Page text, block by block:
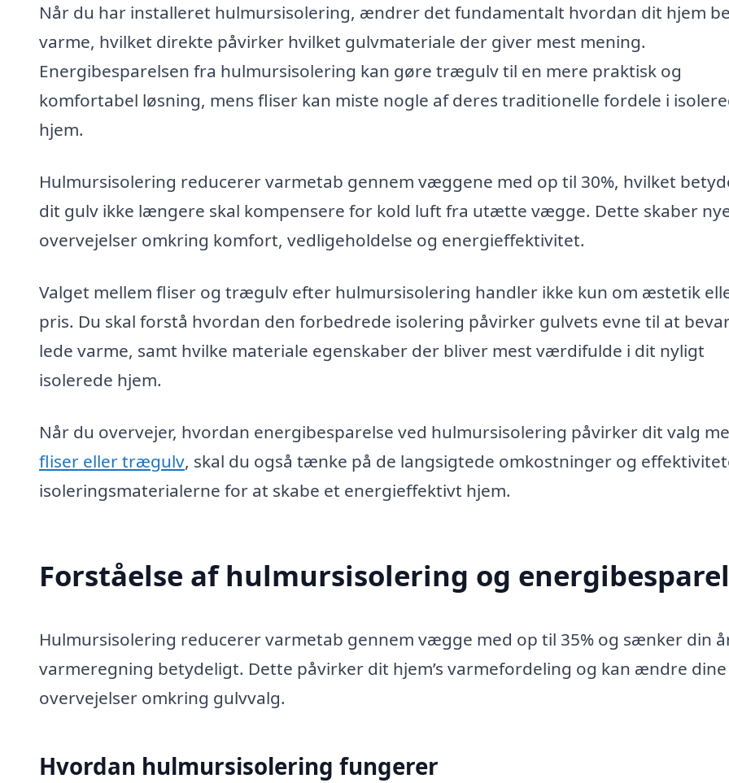
Når du har installeret hulmursisolering, ændrer det fundamentalt hvordan dit hjem
varme, hvilket direkte påvirker hvilket gulvmateriale der giver mest mening.
Energibesparelsen fra hulmursisolering kan gøre trægulv til en mere praktisk og
komfortabel løsning, mens fliser kan miste nogle af deres traditionelle fordele i
hjem.
Hulmursisolering reducerer varmetab gennem væggene med op til 30%, hvilket
dit gulv ikke længere skal kompensere for kold luft fra utætte vægge. Dette skaber
overvejelser omkring komfort, vedligeholdelse og energieffektivitet.
Valget mellem fliser og trægulv efter hulmursisolering handler ikke kun om æstetik
pris. Du skal forstå hvordan den forbedrede isolering påvirker gulvets evne til at
lede varme, samt hvilke materiale egenskaber der bliver mest værdifulde i dit nyligt
isolerede hjem.
Når du overvejer, hvordan energibesparelse ved hulmursisolering påvirker dit valg
fliser eller trægulv, skal du også tænke på de langsigtede omkostninger og
isoleringsmaterialerne for at skabe et energieffektivt hjem.
Forståelse af hulmursisolering og
Hulmursisolering reducerer varmetab gennem vægge med op til 35% og sænker din
varmeregning betydeligt. Dette påvirker dit hjem’s varmefordeling og kan ændre dine
overvejelser omkring gulvvalg.
Hvordan hulmursisolering fungerer